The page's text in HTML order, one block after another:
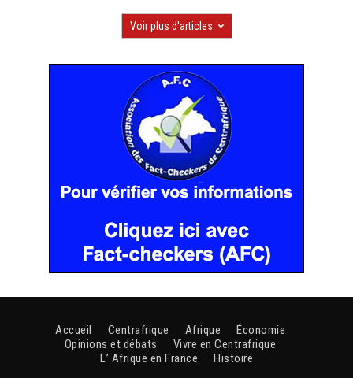
Voir plus d'articles
Accueil Centrafrique Afrique
Économie
Opinions et débats
Vivre en Centrafrique
L’ Afrique en France
Histoire